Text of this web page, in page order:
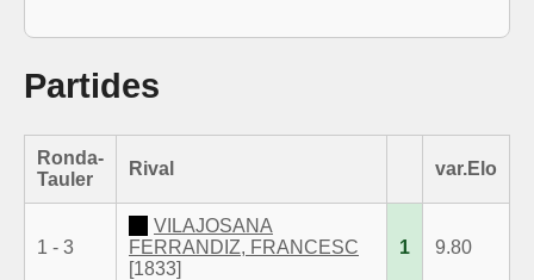
Partides
Ronda-
Tauler
Rival var.Elo
1 - 3
VILAJOSANA
FERRANDIZ, FRANCESC
[1833]
1 9.80